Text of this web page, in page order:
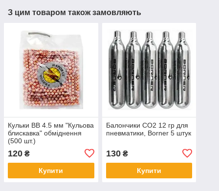
З цим товаром також замовляють
Кульки BB 4.5 мм "Кульова
блискавка" обміднення
(500 шт.)
120 ₴
Купити
Балончики CO2 12 гр для
пневматики, Borner 5 штук
130₴
Купити